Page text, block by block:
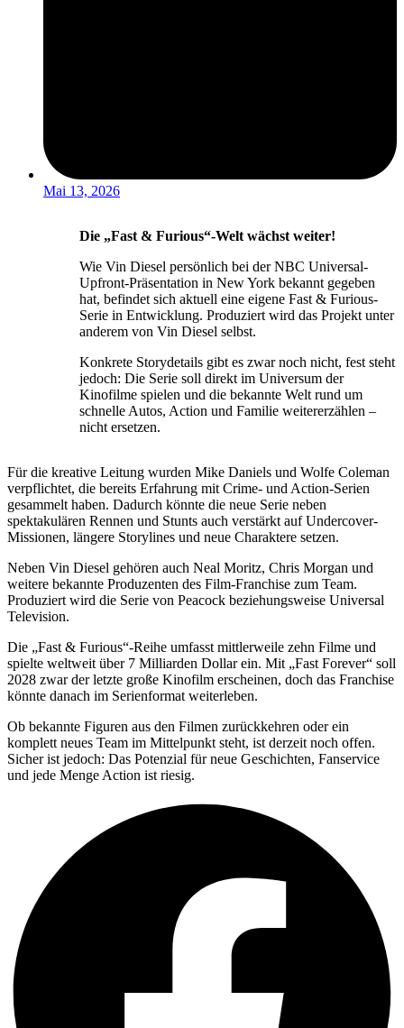
Mai 13, 2026
Die „Fast & Furious“-Welt wächst weiter!
Wie Vin Diesel persönlich bei der NBC Universal-
Upfront-Präsentation in New York bekannt gegeben
hat, befindet sich aktuell eine eigene Fast & Furious-
Serie in Entwicklung. Produziert wird das Projekt unter
anderem von Vin Diesel selbst.
Konkrete Storydetails gibt es zwar noch nicht, fest steht
jedoch: Die Serie soll direkt im Universum der
Kinofilme spielen und die bekannte Welt rund um
schnelle Autos, Action und Familie weitererzählen –
nicht ersetzen.
Für die kreative Leitung wurden Mike Daniels und Wolfe Coleman
verpflichtet, die bereits Erfahrung mit Crime- und Action-Serien
gesammelt haben. Dadurch könnte die neue Serie neben
spektakulären Rennen und Stunts auch verstärkt auf Undercover-
Missionen, längere Storylines und neue Charaktere setzen.
Neben Vin Diesel gehören auch Neal Moritz, Chris Morgan und
weitere bekannte Produzenten des Film-Franchise zum Team.
Produziert wird die Serie von Peacock beziehungsweise Universal
Television.
Die „Fast & Furious“-Reihe umfasst mittlerweile zehn Filme und
spielte weltweit über 7 Milliarden Dollar ein. Mit „Fast Forever“ soll
2028 zwar der letzte große Kinofilm erscheinen, doch das Franchise
könnte danach im Serienformat weiterleben.
Ob bekannte Figuren aus den Filmen zurückkehren oder ein
komplett neues Team im Mittelpunkt steht, ist derzeit noch offen.
Sicher ist jedoch: Das Potenzial für neue Geschichten, Fanservice
und jede Menge Action ist riesig.